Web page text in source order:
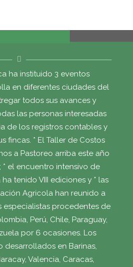
ha instituido 3 eventos
en diferentes ciudades del
todos sus avances y
las personas interesadas
de los registros contables y
fincas. * El Taller de Costos
a Pastoreo arriba este año
* el encuentro intensivo de
tenido VIII ediciones y * las
Agricola han reunido a
especialistas procedentes de
Perú, Chile, Paraguay,
por 6 ocasiones. Los
desarrollados en Barinas,
Valencia, Caracas,